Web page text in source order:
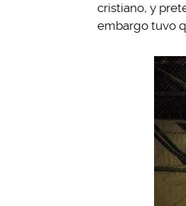
cristiano, y
embargo tuvo